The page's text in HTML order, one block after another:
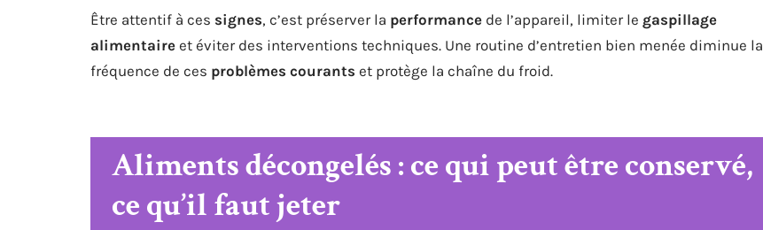
Être attentif à ces signes, c’est préserver la performance de l’appareil, limiter le gaspillage
alimentaire et éviter des interventions techniques. Une routine d’entretien bien menée diminue la
fréquence de ces problèmes courants et protège la chaîne du froid.
Aliments décongelés : ce qui peut être conservé,
ce qu’il faut jeter